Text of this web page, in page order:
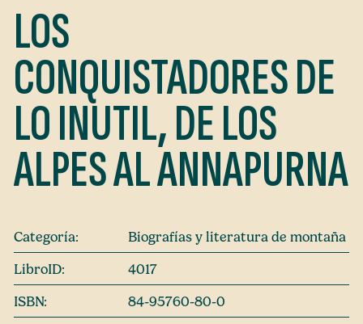
LOS
CONQUISTADORES DE
LO INUTIL, DE LOS
ALPES AL ANNAPURNA
Categoría:
Biografías y literatura de montaña
LibroID:
4017
ISBN:
84-95760-80-0